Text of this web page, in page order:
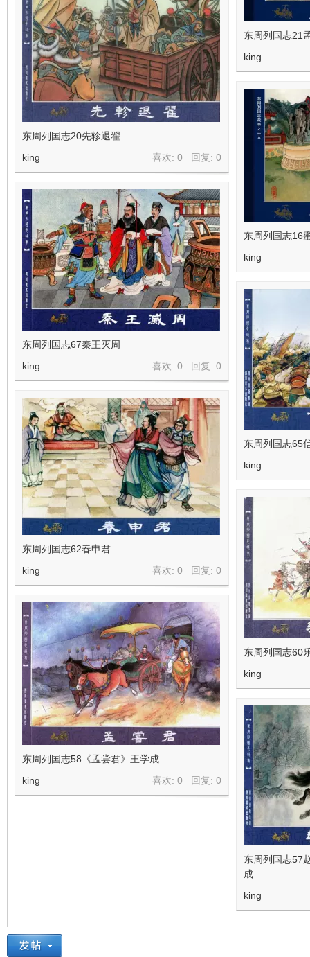
东周列国志21
king
东周列国志20先轸退翟
喜欢: 0 回复: 0
king
东周列国志16
king
东周列国志67秦王灭周
喜欢: 0 回复: 0
king
东周列国志65
king
东周列国志62春申君
喜欢: 0 回复: 0
king
东周列国志60
king
东周列国志58《孟尝君》王学成
喜欢: 0 回复: 0
king
东周列国志57
成
king